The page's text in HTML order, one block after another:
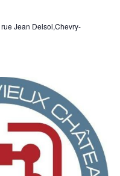
rue Jean Delsol,Chevry-